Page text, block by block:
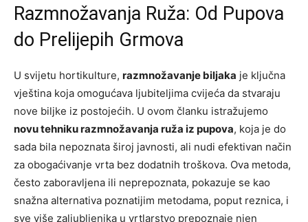
Razmnožavanja Ruža: Od Pupova
do Prelijepih Grmova
U svijetu hortikulture, razmnožavanje biljaka je ključna
vještina koja omogućava ljubiteljima cvijeća da stvaraju
nove biljke iz postojećih. U ovom članku istražujemo
novu tehniku razmnožavanja ruža iz pupova, koja je do
sada bila nepoznata široj javnosti, ali nudi efektivan način
za obogaćivanje vrta bez dodatnih troškova. Ova metoda,
često zaboravljena ili neprepoznata, pokazuje se kao
snažna alternativa poznatijim metodama, poput reznica, i
sve više zaljubljenika u vrtlarstvo prepoznaje njen